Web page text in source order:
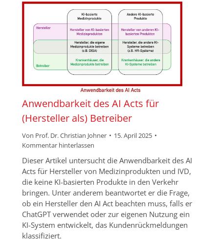
Anwendbarkeit des AI Acts für
(Hersteller als) Betreiber
Von Prof. Dr. Christian Johner
15. April 2025
Kommentar hinterlassen
Dieser Artikel untersucht die Anwendbarkeit des AI
Acts für Hersteller von Medizinprodukten und IVD,
die keine KI-basierten Produkte in den Verkehr
bringen. Unter anderem beantwortet er die Frage,
ob ein Hersteller den AI Act beachten muss, falls er
ChatGPT verwendet oder zur eigenen Nutzung ein
KI-System entwickelt, das Kundenrückmeldungen
klassifiziert.